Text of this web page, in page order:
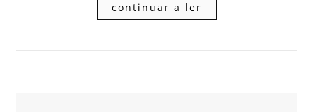
continuar a ler